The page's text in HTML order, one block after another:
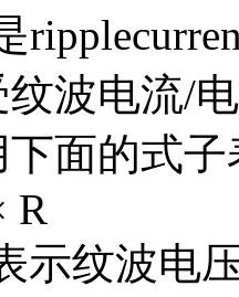
波电流/
面的式子
R
示纹波电